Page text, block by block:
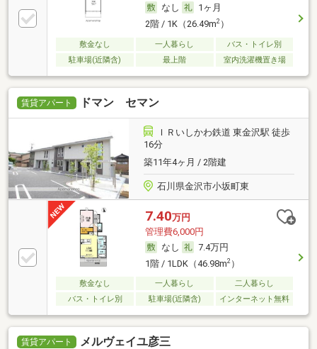
なし
1ヶ月
2階 / 1K（26.49m2）
敷金なし 一人暮らし
バス・トイレ別
駐車場(近隣含)
最上階 室内洗濯機置き場
賃貸アパート ドマン セマン
ＩＲいしかわ鉄道 東金沢駅 徒歩
16分
築11年4ヶ月 / 2階建
石川県金沢市小坂町東
7.40万円
管理費6,000円
なし
7.4万円
1階 / 1LDK（46.98m2）
敷金なし 一人暮らし
二人暮らし
バス・トイレ別
駐車場(近隣含) インターネット無料
賃貸アパート メルヴェイユ彦三